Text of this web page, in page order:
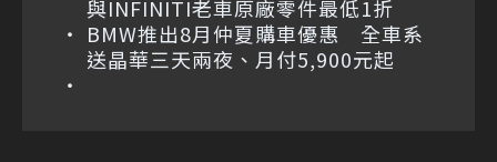
與INFINITI老車原廠零件最低1折
BMW推出8月仲夏購車優惠 全車系
送晶華三天兩夜、月付5,900元起